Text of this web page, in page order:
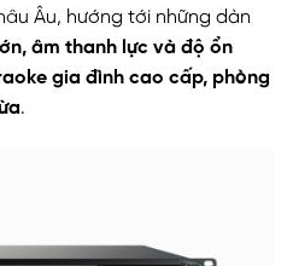
Âu, hướng tới những dàn
âm thanh lực và độ ổn
gia đình cao cấp, phòng
.